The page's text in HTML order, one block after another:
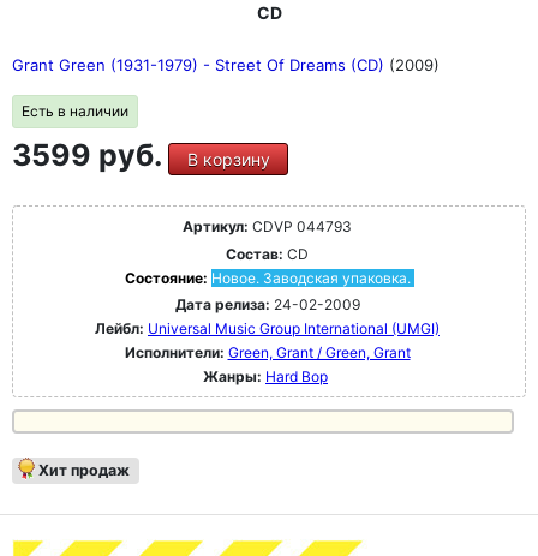
CD
Grant Green (1931-1979) - Street Of Dreams (CD) (2009)
Есть в наличии
3599 руб. В корзину
Артикул: CDVP 044793
Состав: CD
Состояние: Новое. Заводская упаковка.
Дата релиза: 24-02-2009
Лейбл: Universal Music Group International (UMGI)
Исполнители: Green, Grant / Green, Grant
Жанры: Hard Bop
Хит продаж